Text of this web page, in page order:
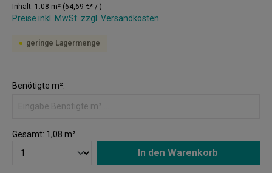
Inhalt: 1.08 m² (64,69 €* / )
Preise inkl. MwSt. zzgl. Versandkosten
geringe Lagermenge
Benötigte m²:
Gesamt: 1,08 m²
In den Warenkorb